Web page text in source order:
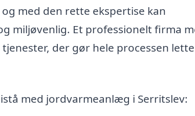
med den rette ekspertise kan
miljøvenlig. Et professionelt firma
der gør hele processen
med jordvarmeanlæg i Serritslev: